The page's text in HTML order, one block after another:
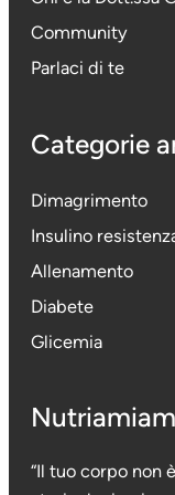
Community
Parlaci di te
Categorie
Dimagrimento
Insulino
Allenamento
Diabete
Glicemia
“Il tuo corpo non